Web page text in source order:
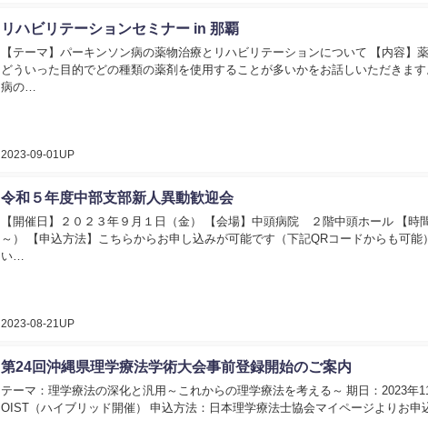
リハビリテーションセミナー in 那覇
2023-09-01UP
【テーマ】パーキンソン病の薬物治療とリハビリテーションについて 【内容】
どういった目的でどの種類の薬剤を使用することが多いかをお話しいただきま
病の…
令和５年度中部支部新人異動歓迎会
2023-08-21UP
【開催日】２０２３年９月１日（金） 【会場】中頭病院 ２階中頭ホール 【
～） 【申込方法】こちらからお申し込みが可能です（下記QRコードからも可
い…
第24回沖縄県理学療法学術大会事前登録開始のご案内
テーマ：理学療法の深化と汎用～これからの理学療法を考える～ 期日：2023年
OIST（ハイブリッド開催） 申込方法：日本理学療法士協会マイページよりお申